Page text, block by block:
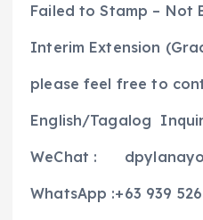
Failed to Stamp – Not
Interim Extension
please feel free to
English/Tagalog
WeChat :
WhatsApp :+63 939